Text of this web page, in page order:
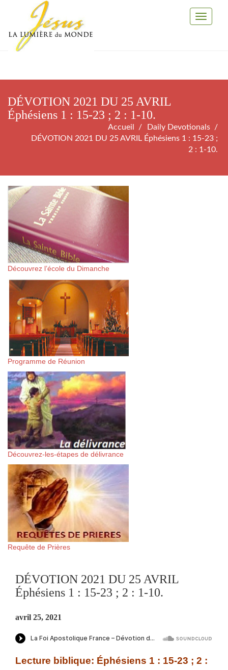
Toggle
DÉVOTION 2021 DU 25 AVRIL
Éphésiens 1 : 15-23 ; 2 : 1-10.
Accueil
Daily Devotionals
DÉVOTION 2021 DU 25 AVRIL Éphésiens 1 : 15-23 ;
2 : 1-10.
Découvrez l’école du Dimanche
Programme de Réunion
Découvrez-les-étapes de délivrance
Requête de Prières
DÉVOTION 2021 DU 25 AVRIL
Éphésiens 1 : 15-23 ; 2 : 1-10.
avril 25, 2021
Lecture biblique: Éphésiens 1 : 15-23 ; 2 :